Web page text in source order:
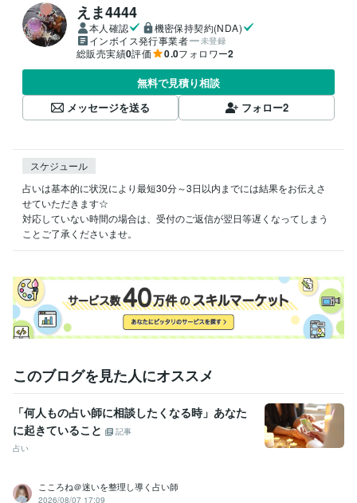
えま4444
本人確認
機密保持契約(NDA)
インボイス発行事業者
未登録
総販売実績0評価 0.0フォロワー2
無料で見積り相談
メッセージを送る
フォロー2
スケジュール
占いは基本的に状況により最短30分～3日以内までには結果をお伝えさ
せていただきます☆
対応していない時間の場合は、受付のご返信が翌日等遅くなってしまう
ことご了承くださいませ。
このブログを見た人にオススメ
「何人もの占い師に相談したくなる時」あなた
に起きていること
記事
占い
こころね＠迷いを整理し導く占い師
2026/08/07 17:09